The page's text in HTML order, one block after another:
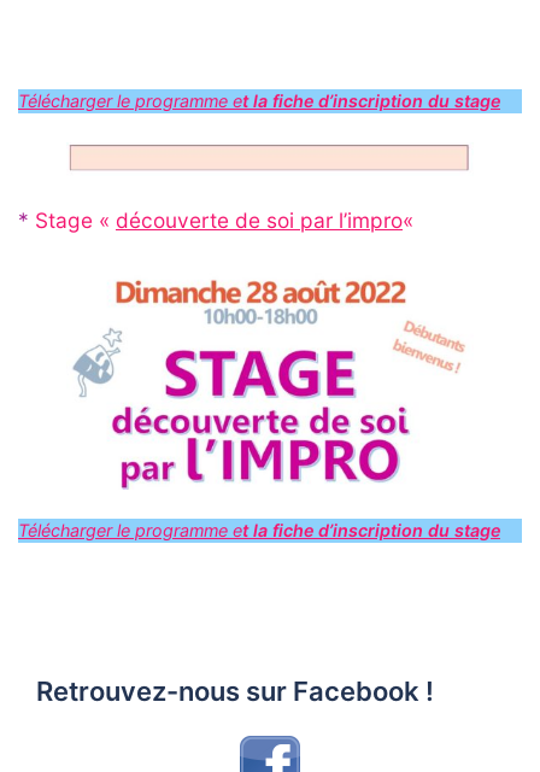
Télécharger le programme et la fiche d’inscription du stage
* Stage « découverte de soi par l’impro«
Télécharger le programme et la fiche d’inscription du stage
Retrouvez-nous sur Facebook !